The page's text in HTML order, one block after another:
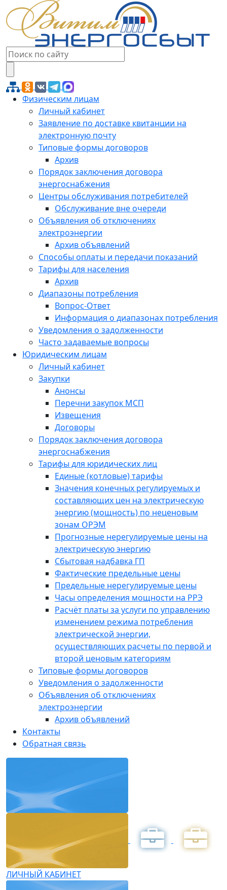
Физическим лицам
Личный кабинет
Заявление по доставке квитанции на
электронную почту
Типовые формы договоров
Архив
Порядок заключения договора
энергоснабжения
Центры обслуживания потребителей
Обслуживание вне очереди
Объявления об отключениях
электроэнергии
Архив объявлений
Способы оплаты и передачи показаний
Тарифы для населения
Архив
Диапазоны потребления
Вопрос-Ответ
Информация о диапазонах потребления
Уведомления о задолженности
Часто задаваемые вопросы
Юридическим лицам
Личный кабинет
Закупки
Анонсы
Перечни закупок МСП
Извещения
Договоры
Порядок заключения договора
энергоснабжения
Тарифы для юридических лиц
Единые (котловые) тарифы
Значения конечных регулируемых и
составляющих цен на электрическую
энергию (мощность) по неценовым
зонам ОРЭМ
Прогнозные нерегулируемые цены на
электрическую энергию
Сбытовая надбавка ГП
Фактические предельные цены
Предельные нерегулируемые цены
Часы определения мощности на РРЭ
Расчёт платы за услуги по управлению
изменением режима потребления
электрической энергии,
осуществляющих расчеты по первой и
второй ценовым категориям
Типовые формы договоров
Уведомления о задолженности
Объявления об отключениях
электроэнергии
Архив объявлений
Контакты
Обратная связь
ЛИЧНЫЙ КАБИНЕТ